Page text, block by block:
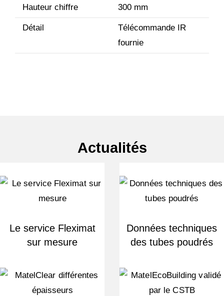
Hauteur chiffre 300 mm
Détail
Télécommande IR
fournie
Actualités
Le service Fleximat
sur mesure
Données techniques
des tubes poudrés